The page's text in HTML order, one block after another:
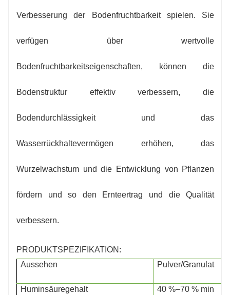
Verbesserung der Bodenfruchtbarkeit spielen. Sie
verfügen über wertvolle
Bodenfruchtbarkeitseigenschaften, können die
Bodenstruktur effektiv verbessern, die
Bodendurchlässigkeit und das
Wasserrückhaltevermögen erhöhen, das
Wurzelwachstum und die Entwicklung von Pflanzen
fördern und so den Ernteertrag und die Qualität
verbessern.
PRODUKTSPEZIFIKATION:
Aussehen
Pulver/Granulat
Huminsäuregehalt
40 %–70 % min